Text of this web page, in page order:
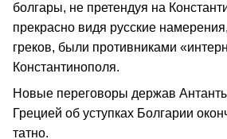
болгары, не претендуя на
прекрасно видя русские
греков, были противниками
Константинополя.
Новые переговоры держав
Грецией об уступках Болгарии
татно.